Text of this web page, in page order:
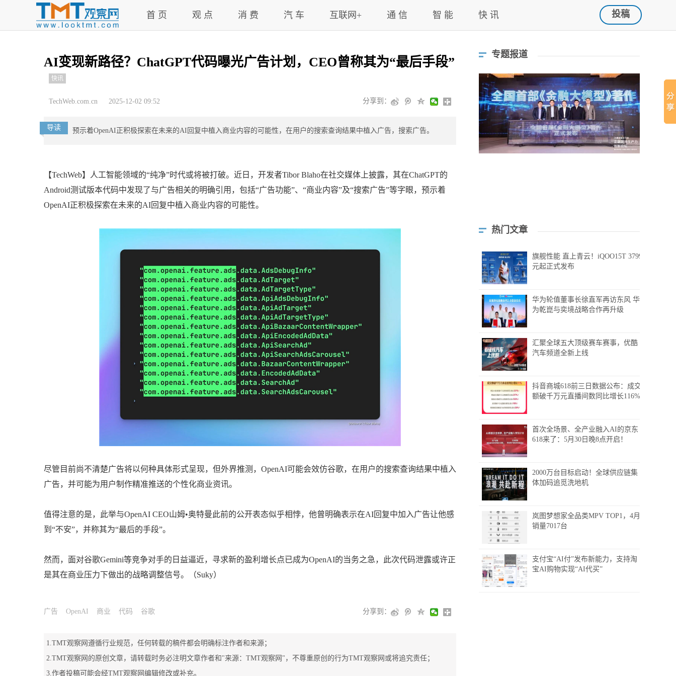
首 页 观 点 消 费 汽 车 互联网+ 通 信 智 能 快 讯 投稿
AI变现新路径？ChatGPT代码曝光广告计划，CEO曾称其为“最后手段”
快讯
TechWeb.com.cn 2025-12-02 09:52 分享到：
导读 预示着OpenAI正积极探索在未来的AI回复中植入商业内容的可能性，在用户的搜索查询结果中植入广告，搜索广告。
【TechWeb】人工智能领域的“纯净”时代或将被打破。近日，开发者Tibor Blaho在社交媒体上披露，其在ChatGPT的
Android测试版本代码中发现了与广告相关的明确引用，包括“广告功能”、“商业内容”及“搜索广告”等字眼，预示着
OpenAI正积极探索在未来的AI回复中植入商业内容的可能性。
尽管目前尚不清楚广告将以何种具体形式呈现，但外界推测，OpenAI可能会效仿谷歌，在用户的搜索查询结果中植入
广告，并可能为用户制作精准推送的个性化商业资讯。
值得注意的是，此举与OpenAI CEO山姆•奥特曼此前的公开表态似乎相悖，他曾明确表示在AI回复中加入广告让他感
到“不安”，并称其为“最后的手段”。
然而，面对谷歌Gemini等竞争对手的日益逼近，寻求新的盈利增长点已成为OpenAI的当务之急，此次代码泄露或许正
是其在商业压力下做出的战略调整信号。（Suky）
广告 OpenAI 商业 代码 谷歌 分享到：
1.TMT观察网遵循行业规范，任何转载的稿件都会明确标注作者和来源；
2.TMT观察网的原创文章，请转载时务必注明文章作者和"来源：TMT观察网"，不尊重原创的行为TMT观察网或将追究责任；
3.作者投稿可能会经TMT观察网编辑修改或补充。
专题报道
热门文章
旗舰性能 直上青云！iQOO15T 3799
元起正式发布
华为轮值董事长徐直军再访东风 华
为乾崑与奕境战略合作再升级
汇聚全球五大顶级赛车赛事，优酷
汽车频道全新上线
抖音商城618前三日数据公布：成交
额破千万元直播间数同比增长116%
首次全场景、全产业融入AI的京东
618来了：5月30日晚8点开启！
2000万台目标启动！全球供应链集
体加码追觅洗地机
岚图梦想家全品类MPV TOP1，4月
销量7017台
支付宝“AI付”发布新能力，支持淘
宝AI购物实现“AI代买”